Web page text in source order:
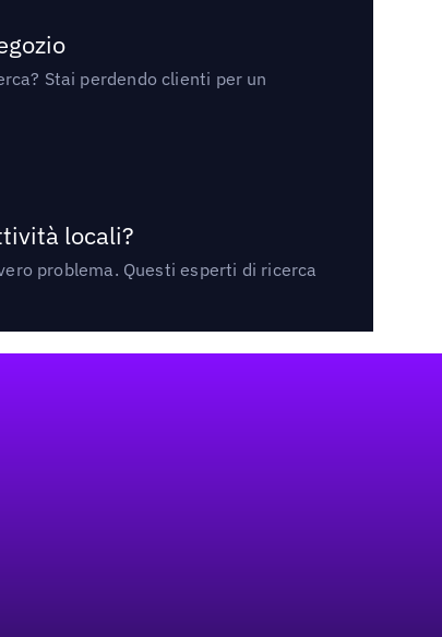
Stai perdendo clienti per un
locali?
problema. Questi esperti di ricerca